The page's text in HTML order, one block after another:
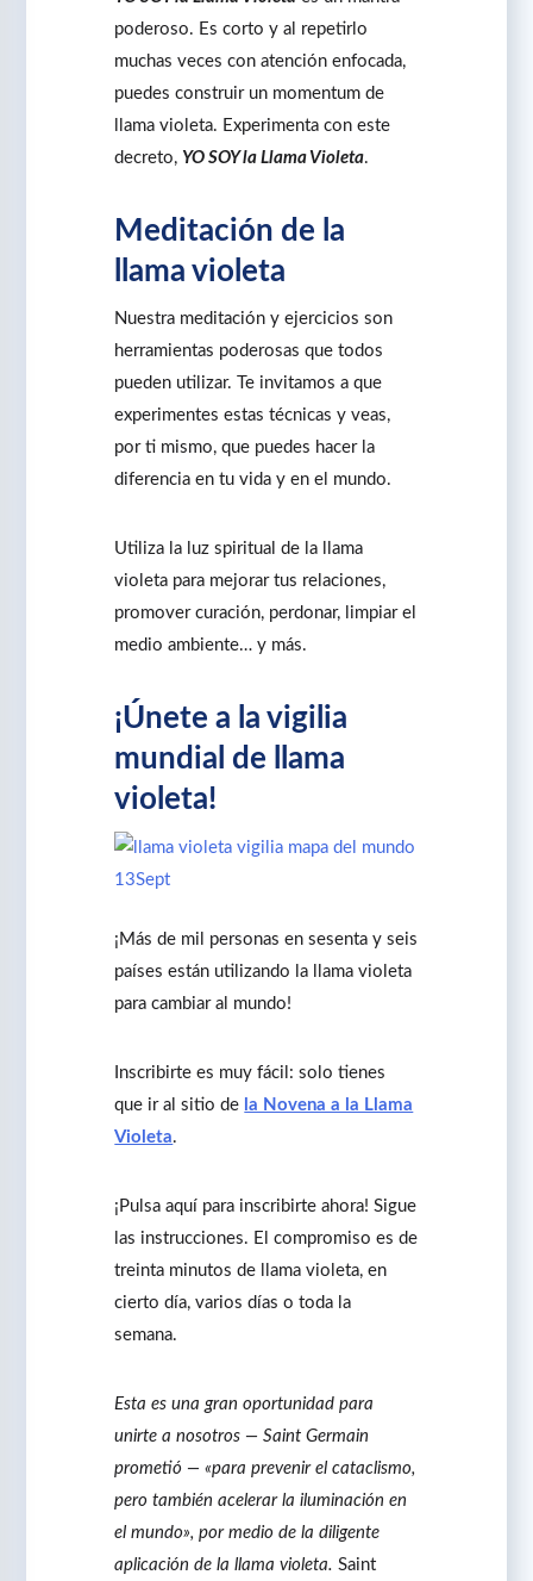
poderoso. Es corto y al repetirlo
muchas veces con atención enfocada,
puedes construir un momentum de
llama violeta. Experimenta con este
decreto, YO SOY la Llama Violeta.
Meditación de la
llama violeta
Nuestra meditación y ejercicios son
herramientas poderosas que todos
pueden utilizar. Te invitamos a que
experimentes estas técnicas y veas,
por ti mismo, que puedes hacer la
diferencia en tu vida y en el mundo.
Utiliza la luz spiritual de la llama
violeta para mejorar tus relaciones,
promover curación, perdonar, limpiar el
medio ambiente… y más.
¡Únete a la vigilia
mundial de llama
violeta!
¡Más de mil personas en sesenta y seis
países están utilizando la llama violeta
para cambiar al mundo!
Inscribirte es muy fácil: solo tienes
que ir al sitio de la Novena a la Llama
Violeta.
¡Pulsa aquí para inscribirte ahora! Sigue
las instrucciones. El compromiso es de
treinta minutos de llama violeta, en
cierto día, varios días o toda la
semana.
Esta es una gran oportunidad para
unirte a nosotros ― Saint Germain
prometió ― «para prevenir el cataclismo,
pero también acelerar la iluminación en
el mundo», por medio de la diligente
aplicación de la llama violeta. Saint